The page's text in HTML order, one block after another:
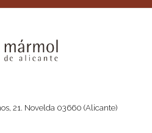
21. Novelda 03660 (Alicante)